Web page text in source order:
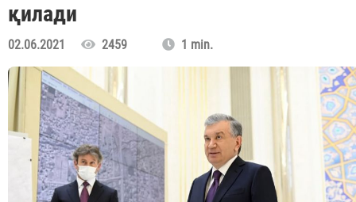
қилади
02.06.2021 2459 1 min.